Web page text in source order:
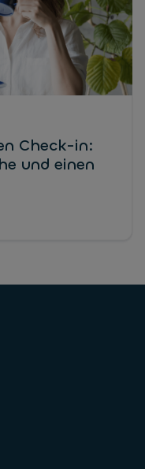
Check-in:
und einen